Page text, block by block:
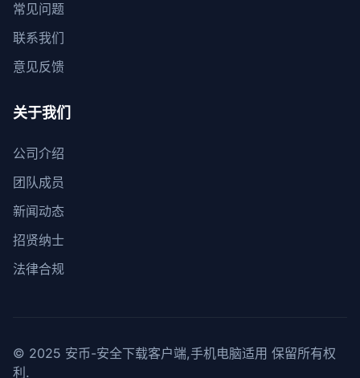
常见问题
联系我们
意见反馈
关于我们
公司介绍
团队成员
新闻动态
招贤纳士
法律合规
© 2025 安币-安全下载客户端,手机电脑适用 保留所有权
利.